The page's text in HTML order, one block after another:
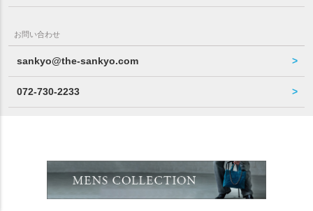
お問い合わせ
sankyo@the-sankyo.com
072-730-2233